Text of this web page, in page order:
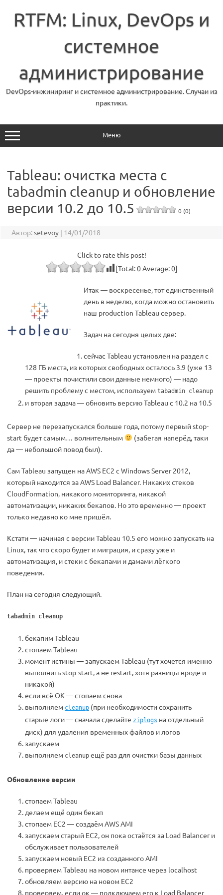
содержимому
RTFM: Linux, DevOps и
системное
администрирование
DevOps-инжиниринг и системное администрирование. Случаи из
практики.
Меню
Tableau: очистка места с
tabadmin cleanup и обновление
версии 10.2 до 10.5
0 (0)
Автор:setevoy | 14/01/2018
Click to rate this post!
[Total:0Average:0]
Итак — воскресенье, тот единственный
день в неделю, когда можно остановить
наш production Tableau сервер.
Задач на сегодня целых две:
сейчас Tableau установлен на раздел с
128 ГБ места, из которых свободных осталось 3.9 (уже 13
— проекты почистили свои данные немного) — надо
решить проблему с местом, используем tabadmin cleanup
и вторая задача — обновить версию Tableau с 10.2 на 10.5
Сервер не перезапускался больше года, потому первый stop-
start будет самым… волнительным
(забегая наперёд, таки
да — небольшой повод был).
Сам Tableau запущен на AWS EC2 с Windows Server 2012,
который находится за AWS Load Balancer. Никаких стеков
CloudFormation, никакого мониторинга, никакой
автоматизации, никаких бекапов. Но это временно — проект
только недавно ко мне пришёл.
Кстати — начиная с версии Tableau 10.5 его можно запускать на
Linux, так что скоро будет и миграция, и сразу уже и
автоматизация, и стеки с бекапами и дамами лёгкого
поведения.
План на сегодня следующий.
tabadmin cleanup
бекапим Tableau
стопаем Tableau
момент истины — запускаем Tableau (тут хочется именно
выполнить stop-start, а не restart, хотя разницы вроде и
никакой)
если всё ОК — стопаем снова
выполняем cleanup (при необходимости сохранить
старые логи — сначала сделайте ziplogs на отдельный
диск) для удаления временных файлов и логов
запускаем
выполняем cleanup ещё раз для очистки базы данных
Обновление версии
стопаем Tableau
делаем ещё один бекап
стопаем EC2 — создаём AWS AMI
запускаем старый EC2, он пока остаётся за Load Balancer и
обслуживает пользователей
запускаем новый EC2 из созданного AMI
проверяем Tableau на новом интансе через localhost
обновляем версию на новом EC2
проверяем, если ок — подключаем его к Load Balancer